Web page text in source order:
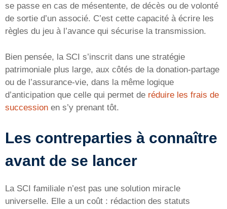
se passe en cas de mésentente, de décès ou de volonté
de sortie d’un associé. C’est cette capacité à écrire les
règles du jeu à l’avance qui sécurise la transmission.
Bien pensée, la SCI s’inscrit dans une stratégie
patrimoniale plus large, aux côtés de la donation-partage
ou de l’assurance-vie, dans la même logique
d’anticipation que celle qui permet de réduire les frais de
succession en s’y prenant tôt.
Les contreparties à connaître
avant de se lancer
La SCI familiale n’est pas une solution miracle
universelle. Elle a un coût : rédaction des statuts